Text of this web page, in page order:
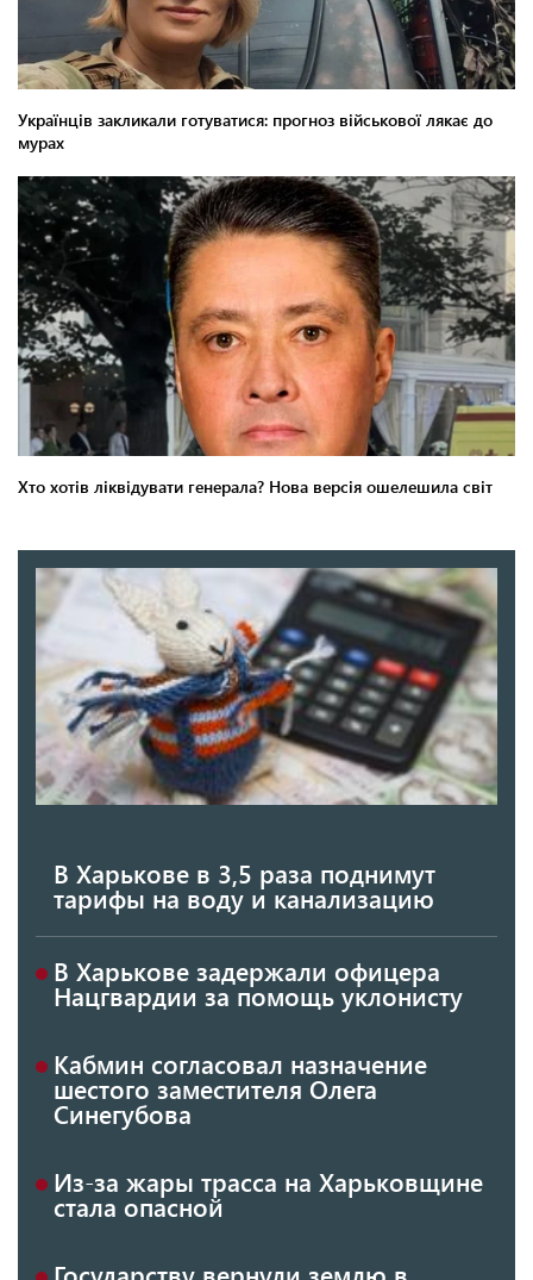
В Харькове в 3,5 раза поднимут
тарифы на воду и канализацию
В Харькове задержали офицера
Нацгвардии за помощь уклонисту
Кабмин согласовал назначение
шестого заместителя Олега
Синегубова
Из-за жары трасса на Харьковщине
стала опасной